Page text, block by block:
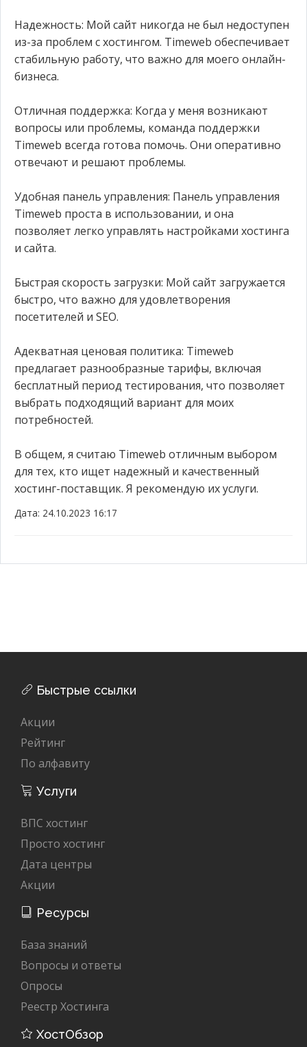
Надежность: Мой сайт никогда не был недоступен
из-за проблем с хостингом. Timeweb обеспечивает
стабильную работу, что важно для моего онлайн-
бизнеса.
Отличная поддержка: Когда у меня возникают
вопросы или проблемы, команда поддержки
Timeweb всегда готова помочь. Они оперативно
отвечают и решают проблемы.
Удобная панель управления: Панель управления
Timeweb проста в использовании, и она
позволяет легко управлять настройками хостинга
и сайта.
Быстрая скорость загрузки: Мой сайт загружается
быстро, что важно для удовлетворения
посетителей и SEO.
Адекватная ценовая политика: Timeweb
предлагает разнообразные тарифы, включая
бесплатный период тестирования, что позволяет
выбрать подходящий вариант для моих
потребностей.
В общем, я считаю Timeweb отличным выбором
для тех, кто ищет надежный и качественный
хостинг-поставщик. Я рекомендую их услуги.
Дата: 24.10.2023 16:17
Быстрые ссылки
Акции
Рейтинг
По алфавиту
Услуги
ВПС хостинг
Просто хостинг
Дата центры
Акции
Ресурсы
База знаний
Вопросы и ответы
Опросы
Реестр Хостинга
ХостОбзор